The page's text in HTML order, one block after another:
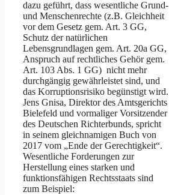
dazu geführt, dass wesentliche Grund-
und Menschenrechte (z.B. Gleichheit
vor dem Gesetz gem. Art. 3 GG,
Schutz der natürlichen
Lebensgrundlagen gem. Art. 20a GG,
Anspruch auf rechtliches Gehör gem.
Art. 103 Abs. 1 GG) nicht mehr
durchgängig gewährleistet sind, und
das Korruptionsrisiko begünstigt wird.
Jens Gnisa, Direktor des Amtsgerichts
Bielefeld und vormaliger Vorsitzender
des Deutschen Richterbunds, spricht
in seinem gleichnamigen Buch von
2017 vom „Ende der Gerechtigkeit“.
Wesentliche Forderungen zur
Herstellung eines starken und
funktionsfähigen Rechtsstaats sind
zum Beispiel: